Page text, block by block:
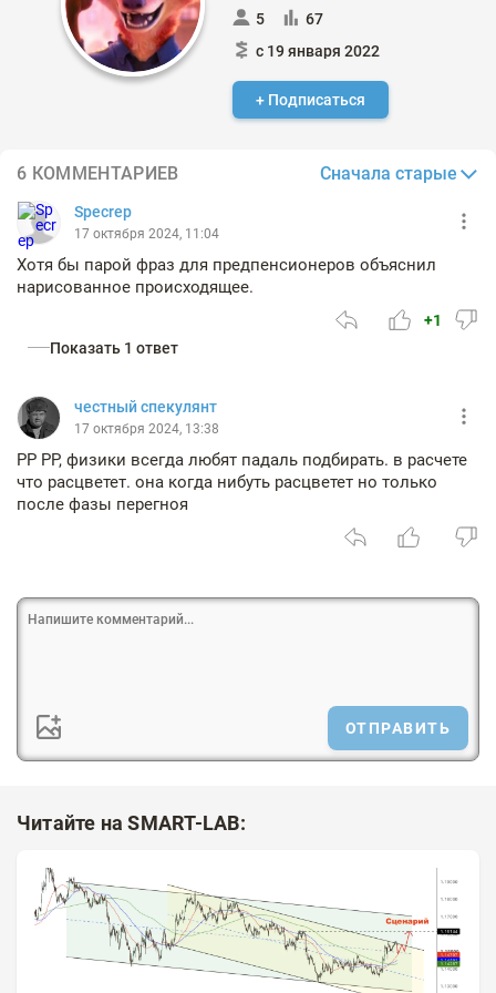
5
67
с 19 января 2022
+ Подписаться
6 КОММЕНТАРИЕВ Сначала старые
Specrep
17 октября 2024, 11:04
Хотя бы парой фраз для предпенсионеров объяснил
нарисованное происходящее.
+1
Показать 1 ответ
честный спекулянт
17 октября 2024, 13:38
PP PP, физики всегда любят падаль подбирать. в расчете
что расцветет. она когда нибуть расцветет но только
после фазы перегноя
ОТПРАВИТЬ
Читайте на SMART-LAB: